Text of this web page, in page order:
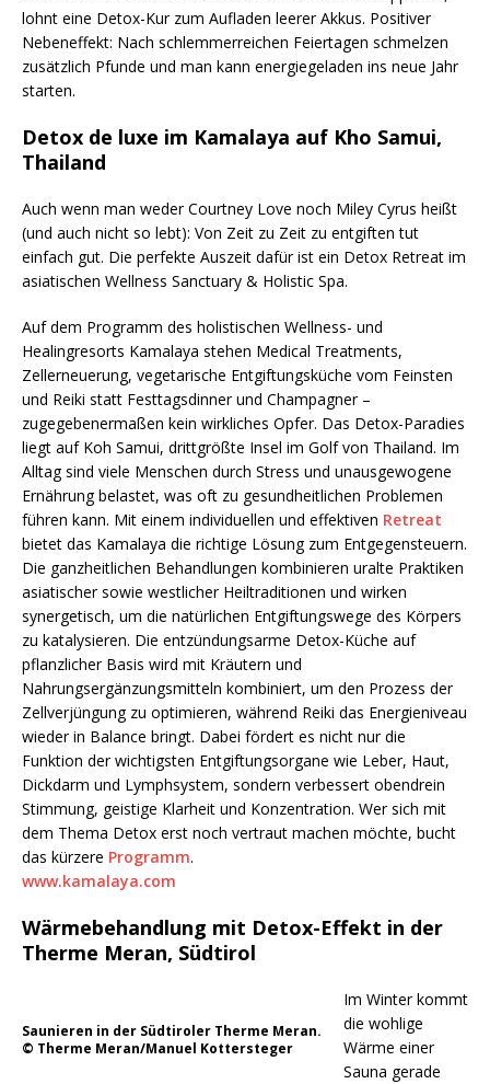
lohnt eine Detox-Kur zum Aufladen leerer Akkus. Positiver
Nebeneffekt: Nach schlemmerreichen Feiertagen schmelzen
zusätzlich Pfunde und man kann energiegeladen ins neue Jahr
starten.
Detox de luxe im Kamalaya auf Kho Samui,
Thailand
Auch wenn man weder Courtney Love noch Miley Cyrus heißt
(und auch nicht so lebt): Von Zeit zu Zeit zu entgiften tut
einfach gut. Die perfekte Auszeit dafür ist ein Detox Retreat im
asiatischen Wellness Sanctuary & Holistic Spa.
Auf dem Programm des holistischen Wellness- und
Healingresorts Kamalaya stehen Medical Treatments,
Zellerneuerung, vegetarische Entgiftungsküche vom Feinsten
und Reiki statt Festtagsdinner und Champagner –
zugegebenermaßen kein wirkliches Opfer. Das Detox-Paradies
liegt auf Koh Samui, drittgrößte Insel im Golf von Thailand. Im
Alltag sind viele Menschen durch Stress und unausgewogene
Ernährung belastet, was oft zu gesundheitlichen Problemen
führen kann. Mit einem individuellen und effektiven Retreat
bietet das Kamalaya die richtige Lösung zum Entgegensteuern.
Die ganzheitlichen Behandlungen kombinieren uralte Praktiken
asiatischer sowie westlicher Heiltraditionen und wirken
synergetisch, um die natürlichen Entgiftungswege des Körpers
zu katalysieren. Die entzündungsarme Detox-Küche auf
pflanzlicher Basis wird mit Kräutern und
Nahrungsergänzungsmitteln kombiniert, um den Prozess der
Zellverjüngung zu optimieren, während Reiki das Energieniveau
wieder in Balance bringt. Dabei fördert es nicht nur die
Funktion der wichtigsten Entgiftungsorgane wie Leber, Haut,
Dickdarm und Lymphsystem, sondern verbessert obendrein
Stimmung, geistige Klarheit und Konzentration. Wer sich mit
dem Thema Detox erst noch vertraut machen möchte, bucht
das kürzere Programm.
www.kamalaya.com
Wärmebehandlung mit Detox-Effekt in der
Therme Meran, Südtirol
Saunieren in der Südtiroler Therme Meran.
© Therme Meran/Manuel Kottersteger
Im Winter kommt
die wohlige
Wärme einer
Sauna gerade